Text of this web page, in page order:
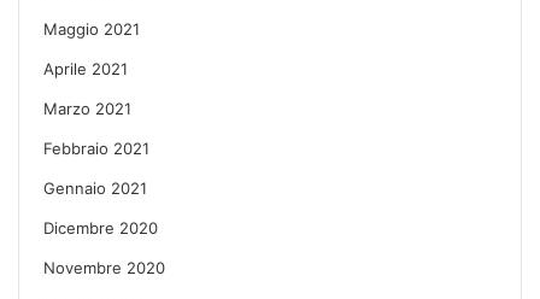
Maggio 2021
Aprile 2021
Marzo 2021
Febbraio 2021
Gennaio 2021
Dicembre 2020
Novembre 2020